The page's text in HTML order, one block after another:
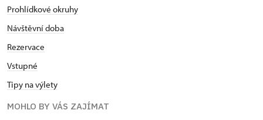
Prohlídkové okruhy
Návštěvní doba
Rezervace
Vstupné
Tipy na výlety
MOHLO BY VÁS ZAJÍMAT